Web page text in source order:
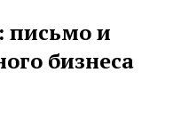
и
бизнеса